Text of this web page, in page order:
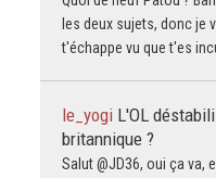
les deux sujets, donc je
t'échappe vu que t'es
le_yogi L'OL
britannique ?
Salut @JD36, oui ça va,